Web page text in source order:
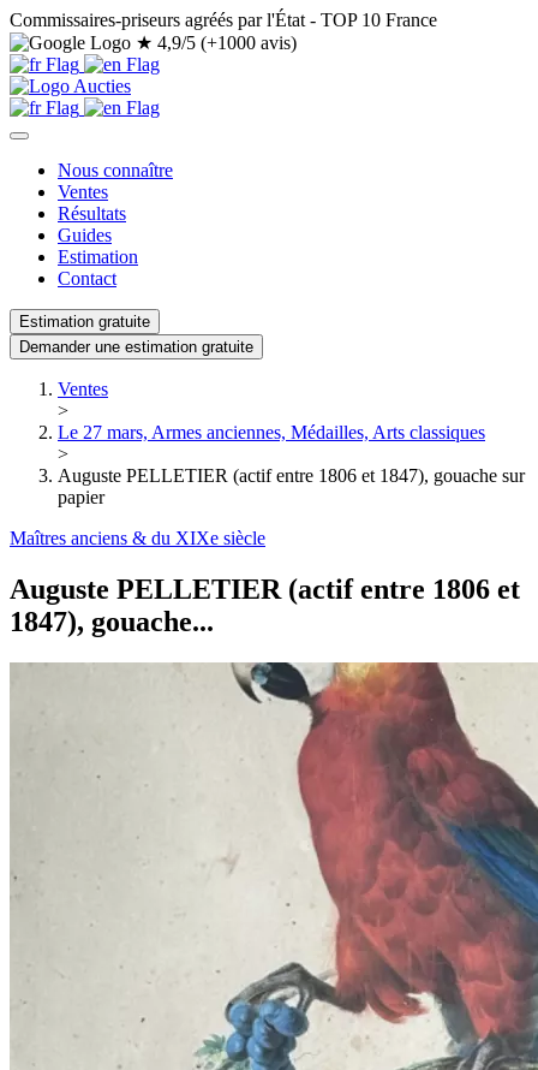
Commissaires-priseurs agréés par l'État - TOP 10 France
★ 4,9/5 (+1000 avis)
Nous connaître
Ventes
Résultats
Guides
Estimation
Contact
Estimation gratuite
Demander une estimation gratuite
Ventes
>
Le 27 mars, Armes anciennes, Médailles, Arts classiques
>
Auguste PELLETIER (actif entre 1806 et 1847), gouache sur
papier
Maîtres anciens & du XIXe siècle
Auguste PELLETIER (actif entre 1806 et
1847), gouache...